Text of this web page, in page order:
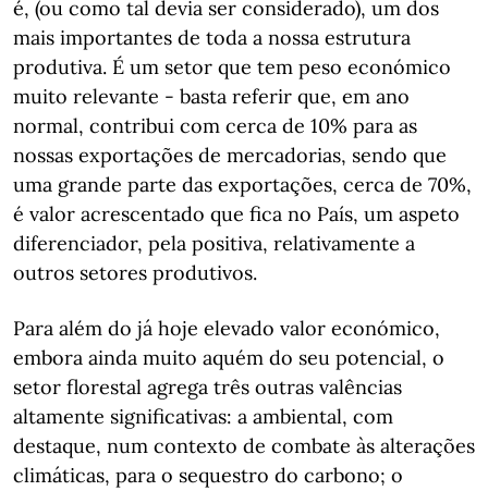
é, (ou como tal devia ser considerado), um dos
mais importantes de toda a nossa estrutura
produtiva. É um setor que tem peso económico
muito relevante - basta referir que, em ano
normal, contribui com cerca de 10% para as
nossas exportações de mercadorias, sendo que
uma grande parte das exportações, cerca de 70%,
é valor acrescentado que fica no País, um aspeto
diferenciador, pela positiva, relativamente a
outros setores produtivos.
Para além do já hoje elevado valor económico,
embora ainda muito aquém do seu potencial, o
setor florestal agrega três outras valências
altamente significativas: a ambiental, com
destaque, num contexto de combate às alterações
climáticas, para o sequestro do carbono; o